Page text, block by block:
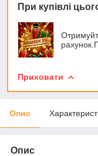
При купівлі
Приховати
Опис
Опис